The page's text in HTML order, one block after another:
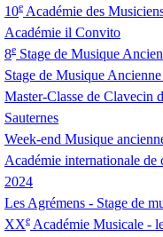
10e Académie des
Académie il Convito
8e Stage de Musique
Stage de Musique
Master-Classe de Clavecin
Sauternes
Week-end Musique
Académie internationale de
2024
Les Agrémens - Stage de
XXe Académie Musicale -